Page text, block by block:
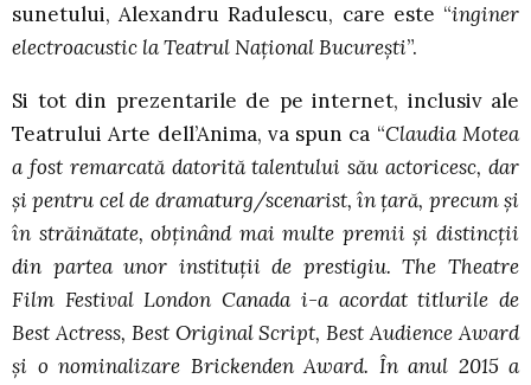
sunetului, Alexandru Radulescu, care este “inginer
electroacustic la Teatrul Național București”.
Si tot din prezentarile de pe internet, inclusiv ale
Teatrului Arte dell’Anima, va spun ca “Claudia Motea
a fost remarcată datorită talentului său actoricesc, dar
și pentru cel de dramaturg/scenarist, în țară, precum și
în străinătate, obținând mai multe premii și distincții
din partea unor instituții de prestigiu. The Theatre
Film Festival London Canada i-a acordat titlurile de
Best Actress, Best Original Script, Best Audience Award
și o nominalizare Brickenden Award. În anul 2015 a